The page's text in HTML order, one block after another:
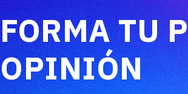
FORMA TU
OPINIÓN